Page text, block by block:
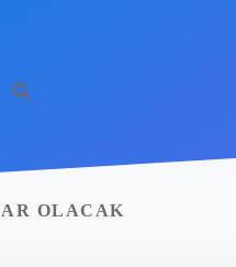
OLACAK